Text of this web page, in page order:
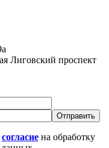
Лиговский проспект
согласиена обработку